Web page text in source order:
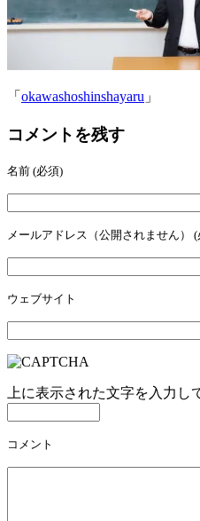
「 okawashoshinshayaru 」
コメントを残す
名前 (必須)
メールアドレス（公開されません） (
ウェブサイト
上に表示された文字を入力し
コメント